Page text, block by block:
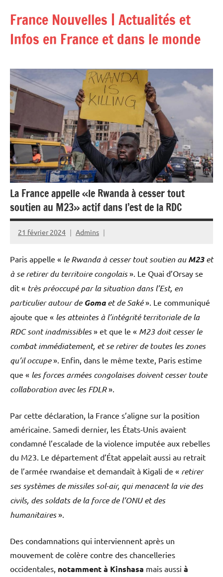
contenu
France Nouvelles | Actualités et
Infos en France et dans le monde
La France appelle «le Rwanda à cesser tout
soutien au M23» actif dans l’est de la RDC
21 février 2024 Admins
Paris appelle « le Rwanda à cesser tout soutien auM23et
à se retirer du territoire congolais». Le Quai d’Orsay se
dit « très préoccupé par la situation dans l’Est, en
particulier autour de Gomaet de Saké». Le communiqué
ajoute que « les atteintes à l’intégrité territoriale de la
RDC sont inadmissibles» et que le « M23 doit cesser le
combat immédiatement, et se retirer de toutes les zones
qu’il occupe». Enfin, dans le même texte, Paris estime
que « les forces armées congolaises doivent cesser toute
collaboration avec les FDLR».
Par cette déclaration, la France s’aligne sur la position
américaine. Samedi dernier, les États-Unis avaient
condamné l’escalade de la violence imputée aux rebelles
du M23. Le département d’État appelait aussi au retrait
de l’armée rwandaise et demandait à Kigali de « retirer
ses systèmes de missiles sol-air, qui menacent la vie des
civils, des soldats de la force de l’ONU et des
humanitaires».
Des condamnations qui interviennent après un
mouvement de colère contre des chancelleries
occidentales, notamment à Kinshasa mais aussi à